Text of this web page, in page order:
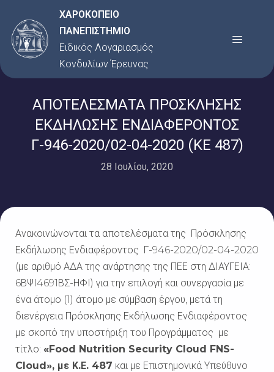
στο
περιεχόμενο
ΧΑΡΟΚΟΠΕΙΟ
ΠΑΝΕΠΙΣΤΗΜΙΟ
Ειδικός Λογαριασμός
Κονδυλίων Έρευνας
Menu
ΑΠΟΤΕΛΕΣΜΑΤΑ ΠΡΟΣΚΛΗΣΗΣ
ΕΚΔΗΛΩΣΗΣ ΕΝΔΙΑΦΕΡΟΝΤΟΣ
Γ-946-2020/02-04-2020 (ΚΕ 487)
28 Ιουλίου, 2020
Ανακοινώνονται τα αποτελέσματα της Πρόσκλησης
Εκδήλωσης Ενδιαφέροντος Γ-946-2020/02-04-2020
(με αριθμό ΑΔΑ της ανάρτησης της ΠΕΕ στη ΔΙΑΥΓΕΙΑ:
6ΒΨΙ4691ΒΣ-ΗΦΙ) για την επιλογή και συνεργασία με
ένα άτομο (1) άτομο με σύμβαση έργου, μετά τη
διενέργεια Πρόσκλησης Εκδήλωσης Ενδιαφέροντος
με σκοπό την υποστήριξη του Προγράμματος με
τίτλο: «Food Nutrition Security Cloud FNS-
Cloud», με Κ.Ε. 487 και με Επιστημονικά Υπεύθυνο